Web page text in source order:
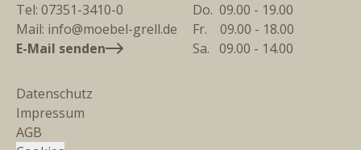
Tel: 07351-3410-0
Mail: info@moebel-grell.de
E-Mail senden
Do.  09.00 - 19.00
Fr.    09.00 - 18.00
Sa.   09.00 - 14.00
Datenschutz
Impressum
AGB